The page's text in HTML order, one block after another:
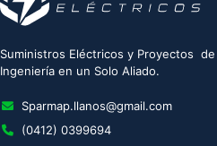
Suministros Eléctricos y Proyectos de
Ingeniería en un Solo Aliado.
Sparmap.llanos@gmail.com
(0412) 0399694